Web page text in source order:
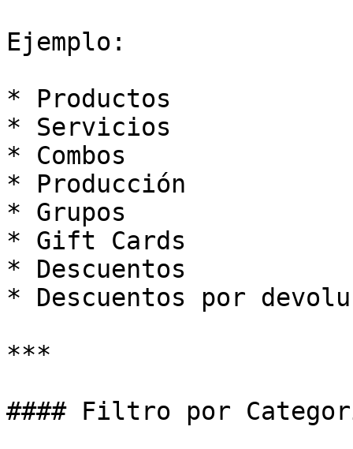
Ejemplo:
* Productos
* Servicios
* Combos
* Producción
* Grupos
* Gift Cards
* Descuentos
* Descuentos por
***
#### Filtro por